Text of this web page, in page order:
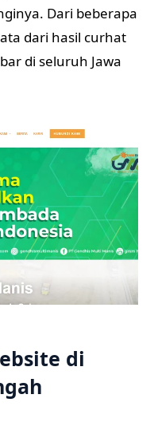
Dari beberapa
dari hasil curhat
di seluruh Jawa
di